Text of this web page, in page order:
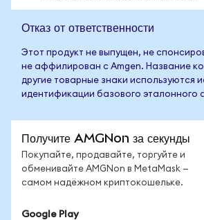
Отказ от ответственности
Этот продукт не выпущен, не
не аффилирован с Amgen. Название
другие товарные знаки используются
идентификации базового эталонного
Получите AMGNon за секунды
Покупайте, продавайте, торгуйте и
обменивайте AMGNon в MetaMask —
самом надёжном криптокошельке.
Google Play